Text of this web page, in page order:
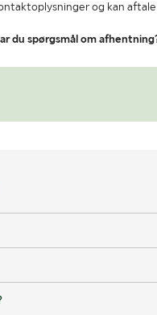
og kan
du spørgsmål om